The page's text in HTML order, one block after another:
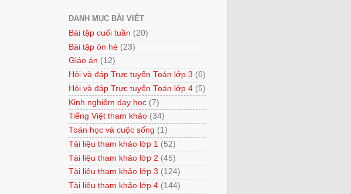
DANH MỤC BÀI VIẾT
Bài tập cuối tuần (20)
Bài tập ôn hè (23)
Giáo án (12)
Hỏi và đáp Trực tuyến Toán lớp 3 (6)
Hỏi và đáp Trực tuyến Toán lớp 4 (5)
Kinh nghiệm dạy học (7)
Tiếng Việt tham khảo (34)
Toán học và cuộc sống (1)
Tài liệu tham khảo lớp 1 (52)
Tài liệu tham khảo lớp 2 (45)
Tài liệu tham khảo lớp 3 (124)
Tài liệu tham khảo lớp 4 (144)